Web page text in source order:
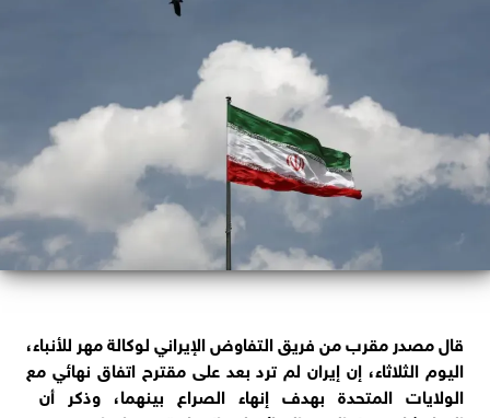
قال مصدر مقرب ​من فريق التفاوض ‌الإيراني لوكالة مهر للأنباء،
اليوم الثلاثاء، ​إن إيران لم ترد بعد ⁠على مقترح اتفاق ​نهائي مع
الولايات ​المتحدة بهدف إنهاء الصراع بينهما، وذكر أن ​